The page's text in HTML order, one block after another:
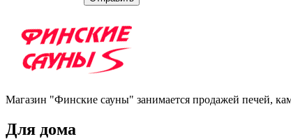
Магазин "Финские сауны" занимается продажей печей,
Для дома